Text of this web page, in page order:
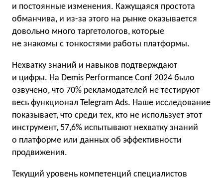
и постоянные изменения. Кажущаяся простота
обманчива, и из-за этого на рынке оказывается
довольно много таргетологов, которые
не знакомы с тонкостями работы платформы.
Нехватку знаний и навыков подтверждают
и цифры. На Demis Performance Conf 2024 было
озвучено, что 70% рекламодателей не тестируют
весь функционал Telegram Ads. Наше исследование
показывает, что среди тех, кто не использует этот
инструмент, 57,6% испытывают нехватку знаний
о платформе или данных об эффективности
продвижения.
Текущий уровень компетенций специалистов